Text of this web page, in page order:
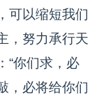
可以缩短我们
，努力承行天
“你们求，必
，必将给你们